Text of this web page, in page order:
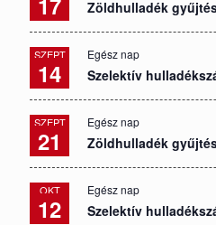
Zöldhulladék
SZEPT
14
Egész nap
Szelektív
SZEPT
21
Egész nap
Zöldhulladék
OKT
12
Egész nap
Szelektív